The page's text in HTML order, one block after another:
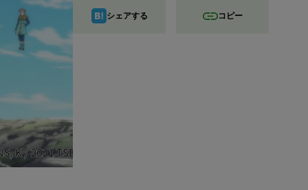
シェアする コピー